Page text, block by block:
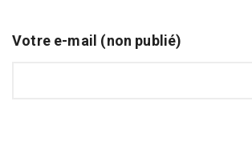
Votre e-mail (non publié)